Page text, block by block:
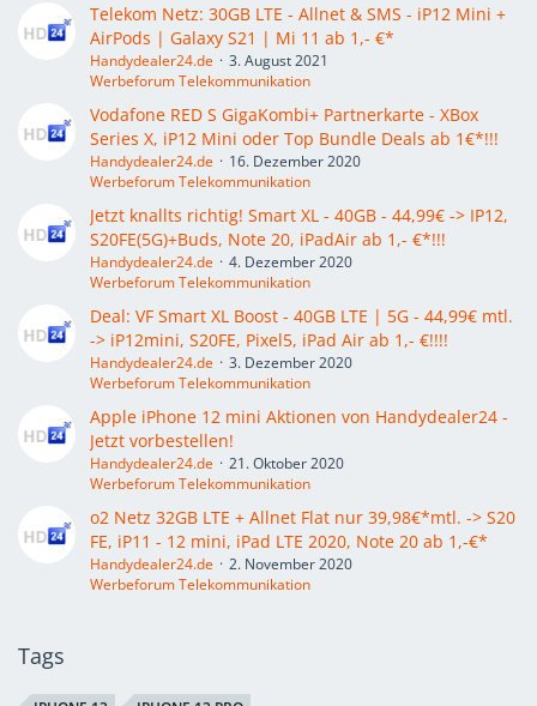
Telekom Netz: 30GB LTE - Allnet & SMS - iP12 Mini +
AirPods | Galaxy S21 | Mi 11 ab 1,- €*
Handydealer24.de
3. August 2021
Werbeforum Telekommunikation
Vodafone RED S GigaKombi+ Partnerkarte - XBox
Series X, iP12 Mini oder Top Bundle Deals ab 1€*!!!
Handydealer24.de
16. Dezember 2020
Werbeforum Telekommunikation
Jetzt knallts richtig! Smart XL - 40GB - 44,99€ -> IP12,
S20FE(5G)+Buds, Note 20, iPadAir ab 1,- €*!!!
Handydealer24.de
4. Dezember 2020
Werbeforum Telekommunikation
Deal: VF Smart XL Boost - 40GB LTE | 5G - 44,99€ mtl.
-> iP12mini, S20FE, Pixel5, iPad Air ab 1,- €!!!!
Handydealer24.de
3. Dezember 2020
Werbeforum Telekommunikation
Apple iPhone 12 mini Aktionen von Handydealer24 -
Jetzt vorbestellen!
Handydealer24.de
21. Oktober 2020
Werbeforum Telekommunikation
o2 Netz 32GB LTE + Allnet Flat nur 39,98€*mtl. -> S20
FE, iP11 - 12 mini, iPad LTE 2020, Note 20 ab 1,-€*
Handydealer24.de
2. November 2020
Werbeforum Telekommunikation
Tags